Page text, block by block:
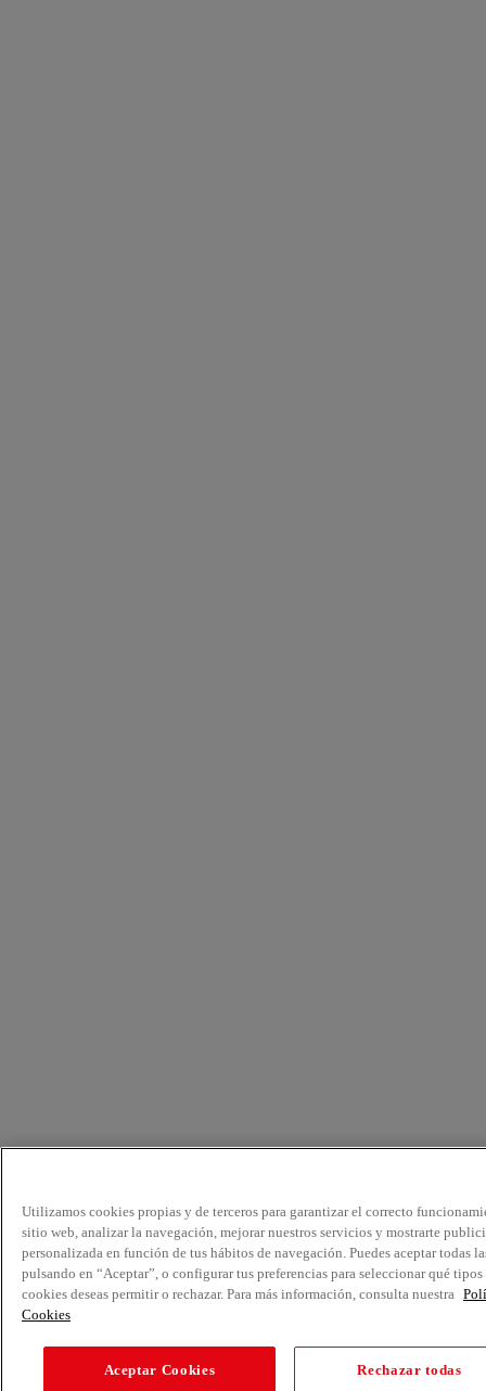
Utilizamos cookies propias y de terceros para garantizar el correcto
sitio web, analizar la navegación, mejorar nuestros servicios y mostrarte
personalizada en función de tus hábitos de navegación. Puedes aceptar todas
pulsando en “Aceptar”, o configurar tus preferencias para seleccionar qué tipos
cookies deseas permitir o rechazar. Para más información, consulta nuestra
Cookies
Aceptar Cookies Rechazar todas